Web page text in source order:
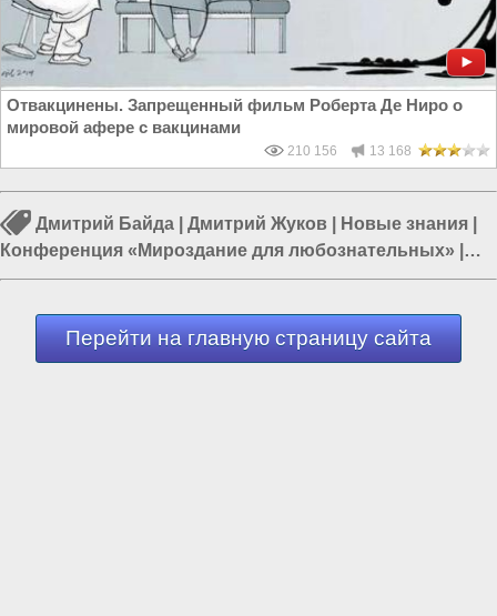
Отвакцинены. Запрещенный фильм Роберта Де Ниро о
мировой афере с вакцинами
210 156 13 168
Дмитрий Байда Дмитрий Жуков Новые знания
Конференция «Мироздание для любознательных»
Наука в России|Солнечная система|Учёные в России
Перейти на главную страницу сайта